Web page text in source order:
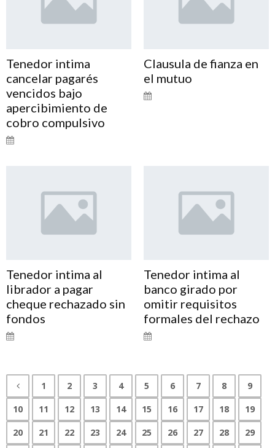
Tenedor intima
cancelar pagarés
vencidos bajo
apercibimiento de
cobro compulsivo
Clausula de fianza en
el mutuo
Tenedor intima al
librador a pagar
cheque rechazado sin
fondos
Tenedor intima al
banco girado por
omitir requisitos
formales del rechazo
1 2 3 4 5 6 7 8
9
10
11 12 13 14 15 16 17 18
19
20
21 22 23 24 25 26 27 28
29